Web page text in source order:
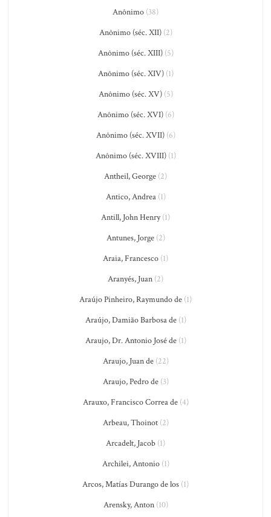
Anônimo (38)
Anônimo (séc. XII)(2)
Anônimo (séc. XIII)(5)
Anônimo (séc. XIV)(1)
Anônimo (séc. XV)(5)
Anônimo (séc. XVI)(6)
Anônimo (séc. XVII)(6)
Anônimo (séc. XVIII)(1)
Antheil, George (2)
Antico, Andrea(1)
Antill, John Henry(1)
Antunes, Jorge(2)
Araia, Francesco (1)
Aranyés, Juan (2)
Araújo Pinheiro, Raymundo de (1)
Araújo, Damião Barbosa de(1)
Araujo, Dr. Antonio José de(1)
Araujo, Juan de(22)
Araujo, Pedro de(3)
Arauxo, Francisco Correa de(4)
Arbeau, Thoinot(2)
Arcadelt, Jacob (1)
Archilei, Antonio(1)
Arcos, Matías Durango de los (1)
Arensky, Anton(10)